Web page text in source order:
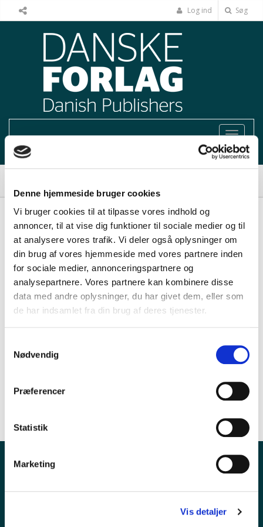
Denne hjemmeside bruger cookies
Vi bruger cookies til at tilpasse vores indhold og
annoncer, til at vise dig funktioner til sociale medier og til
at analysere vores trafik. Vi deler også oplysninger om
din brug af vores hjemmeside med vores partnere inden
for sociale medier, annonceringspartnere og
analysepartnere. Vores partnere kan kombinere disse
data med andre oplysninger, du har givet dem, eller som
de har indsamlet fra din brug af deres tjenester.
Nødvendig
Præferencer
Statistik
Marketing
Vis detaljer
Log ind Søg
Toggle
KONTRAKTER
FORLAGSKONTRAKTER
KOPIAFTALER
INFORMATIONSAFTALEN